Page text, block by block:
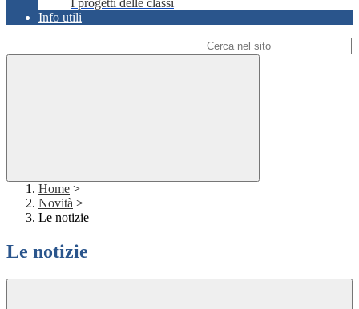
I progetti delle classi
Info utili
Home >
Novità >
Le notizie
Le notizie